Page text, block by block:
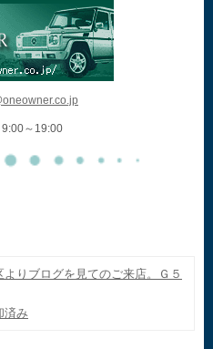
～19:00
りブログを見てのご来店。Ｇ５
済み